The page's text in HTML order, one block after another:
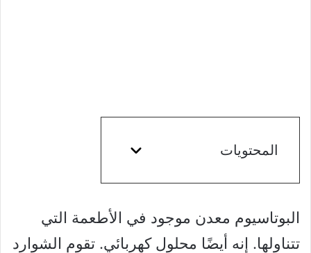
المحتويات
البوتاسيوم معدن موجود في الأطعمة التي
تتناولها. إنه أيضًا محلول كهربائي. تقوم الشوارد